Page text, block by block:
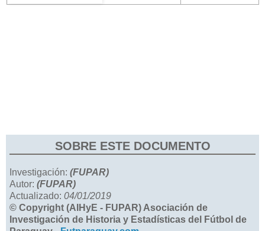
SOBRE ESTE DOCUMENTO
Investigación: (FUPAR)
Autor: (FUPAR)
Actualizado: 04/01/2019
© Copyright (AIHyE - FUPAR) Asociación de
Investigación de Historia y Estadísticas del Fútbol de